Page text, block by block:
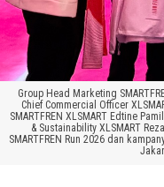
Group Head Marketing
Chief Commercial Officer
SMARTFREN XLSMART Edtine
& Sustainability XLSMART
SMARTFREN Run 2026 dan